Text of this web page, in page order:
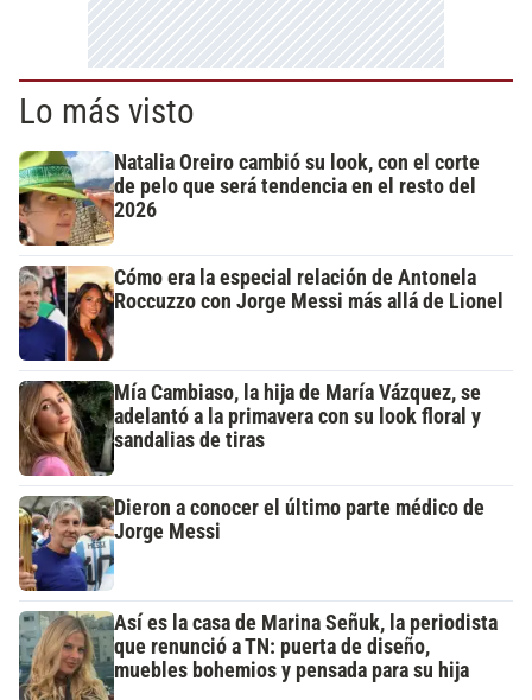
Lo más visto
Natalia Oreiro cambió su look, con el corte
de pelo que será tendencia en el resto del
2026
Cómo era la especial relación de Antonela
Roccuzzo con Jorge Messi más allá de Lionel
Mía Cambiaso, la hija de María Vázquez, se
adelantó a la primavera con su look floral y
sandalias de tiras
Dieron a conocer el último parte médico de
Jorge Messi
Así es la casa de Marina Señuk, la periodista
que renunció a TN: puerta de diseño,
muebles bohemios y pensada para su hija